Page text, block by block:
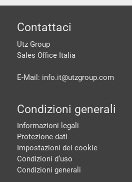
piè di pagine
Contattaci
Utz Group
Sales Office Italia
E-Mail: info.it@utzgroup.com
Condizioni generali
Informazioni legali
Protezione dati
Impostazioni dei cookie
Condizioni d‘uso
Condizioni generali